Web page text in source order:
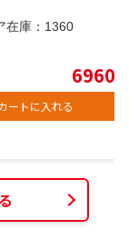
在庫： 1360
6960
ートに入れる